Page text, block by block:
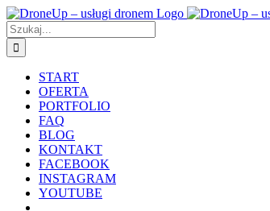
Przejdź
do
zawartości
Szukaj
START
OFERTA
PORTFOLIO
FAQ
BLOG
KONTAKT
FACEBOOK
INSTAGRAM
YOUTUBE